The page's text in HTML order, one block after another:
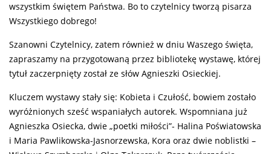
wszystkim świętem Państwa. Bo to czytelnicy tworzą pisarza
Wszystkiego dobrego!
Szanowni Czytelnicy, zatem również w dniu Waszego święta,
zapraszamy na przygotowaną przez bibliotekę wystawę, której
tytuł zaczerpnięty został ze słów Agnieszki Osieckiej.
Kluczem wystawy stały się: Kobieta i Czułość, bowiem zostało
wyróżnionych sześć wspaniałych autorek. Wspomniana już
Agnieszka Osiecka, dwie „poetki miłości”- Halina Poświatowska
i Maria Pawlikowska-Jasnorzewska, Kora oraz dwie noblistki –